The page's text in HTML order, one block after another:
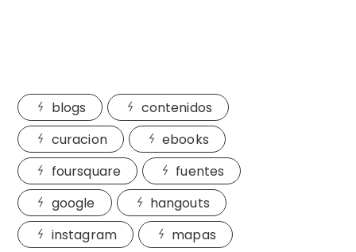
blogs
contenidos
curacion
ebooks
foursquare
fuentes
google
hangouts
instagram
mapas